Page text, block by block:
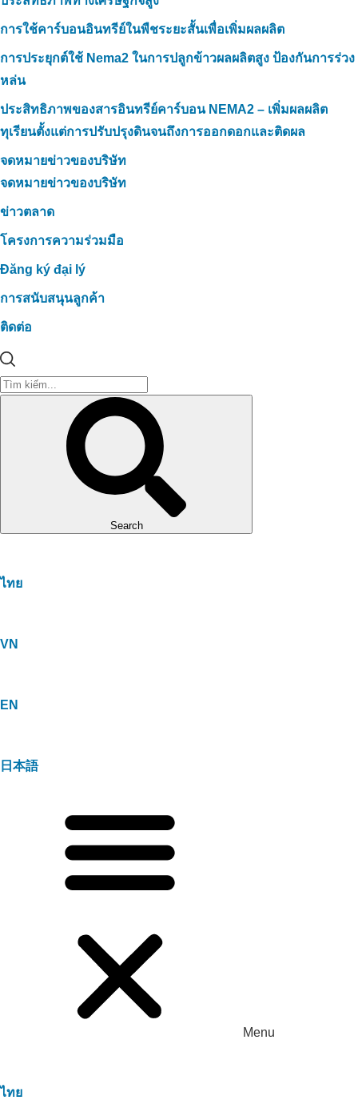
การใช้คาร์บอนอินทรีย์ในพืชระยะสั้นเพื่อเพิ่มผลผลิต
การประยุกต์ใช้ Nema2 ในการปลูกข้าวผลผลิตสูง ป้องกันการร่วง
หล่น
ประสิทธิภาพของสารอินทรีย์คาร์บอน NEMA2 – เพิ่มผลผลิต
ทุเรียนตั้งแต่การปรับปรุงดินจนถึงการออกดอกและติดผล
จดหมายข่าวของบริษัท
จดหมายข่าวของบริษัท
ข่าวตลาด
โครงการความร่วมมือ
Đăng ký đại lý
การสนับสนุนลูกค้า
ติดต่อ
Search
ไทย
VN
EN
日本語
Menu
ไทย